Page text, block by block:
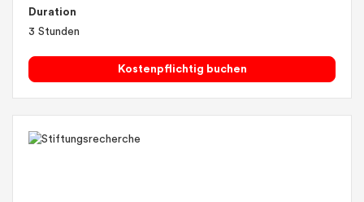
Duration
3 Stunden
Kostenpflichtig buchen